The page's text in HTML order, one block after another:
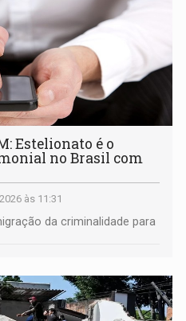
Estelionato é o
no Brasil com
às 11:31
da criminalidade para